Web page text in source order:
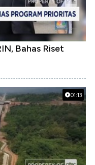
Bahas Riset
01:13